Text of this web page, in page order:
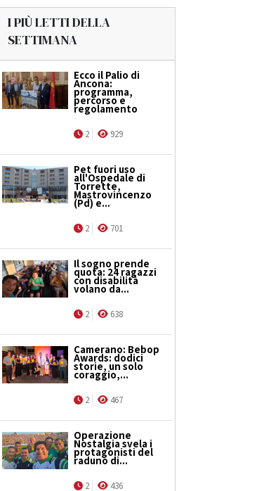
I PIÙ LETTI DELLA
SETTIMANA
Ecco il Palio di
Ancona:
programma,
percorso e
regolamento
2 929
Pet fuori uso
all'Ospedale di
Torrette,
Mastrovincenzo
(Pd) e...
2 701
Il sogno prende
quota: 24 ragazzi
con disabilità
volano da...
2 638
Camerano: Bebop
Awards: dodici
storie, un solo
coraggio,...
2 467
Operazione
Nostalgia svela i
protagonisti del
raduno di...
2 436